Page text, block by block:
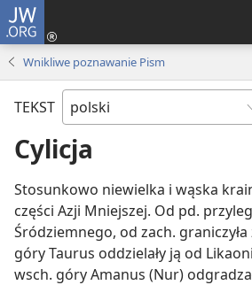
JW.ORG
Wnikliwe poznawanie Pism
TEKST
Cylicja
Stosunkowo niewielka i wąska
części Azji Mniejszej. Od pd.
Śródziemnego, od zach.
góry Taurus oddzielały ją od
wsch. góry Amanus (Nur)